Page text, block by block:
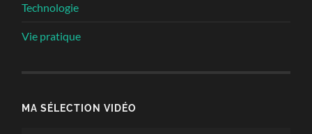
Technologie
Vie pratique
MA SÉLECTION VIDÉO